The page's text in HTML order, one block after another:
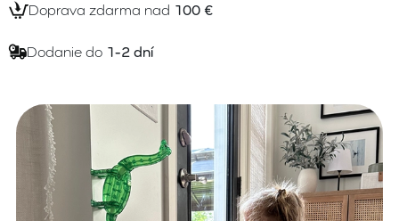
Doprava zdarma nad 100 €
Dodanie do 1-2 dní